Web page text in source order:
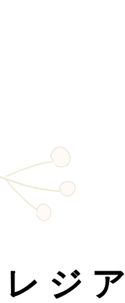
ジア